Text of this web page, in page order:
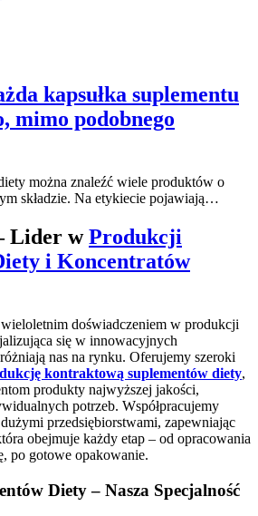
kapsułka suplementu
mimo podobnego
można znaleźć wiele produktów o
składzie. Na etykiecie pojawiają…
Lider wProdukcji
i Koncentratów
doświadczeniem w produkcji
się w innowacyjnych
nas na rynku. Oferujemy szeroki
kontraktową suplementów diety,
produkty najwyższej jakości,
potrzeb. Współpracujemy
przedsiębiorstwami, zapewniając
obejmuje każdy etap – od opracowania
po gotowe opakowanie.
Diety – Nasza Specjalność